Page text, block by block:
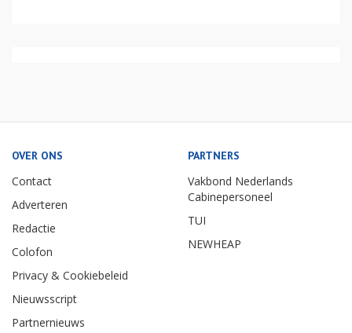
OVER ONS
Contact
Adverteren
Redactie
Colofon
Privacy & Cookiebeleid
Nieuwsscript
Partnernieuws
PARTNERS
Vakbond Nederlands
Cabinepersoneel
TUI
NEWHEAP